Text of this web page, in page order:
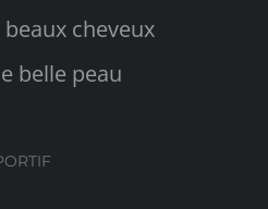
cheveux
belle peau